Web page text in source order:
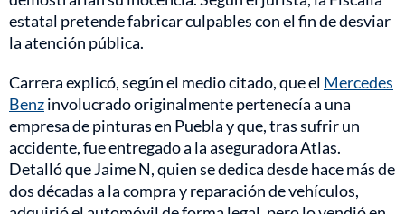
estatal pretende fabricar culpables con el fin de desviar
la atención pública.
Carrera explicó, según el medio citado, que el Mercedes
Benzinvolucrado originalmente pertenecía a una
empresa de pinturas en Puebla y que, tras sufrir un
accidente, fue entregado a la aseguradora Atlas.
Detalló que Jaime N, quien se dedica desde hace más de
dos décadas a la compra y reparación de vehículos,